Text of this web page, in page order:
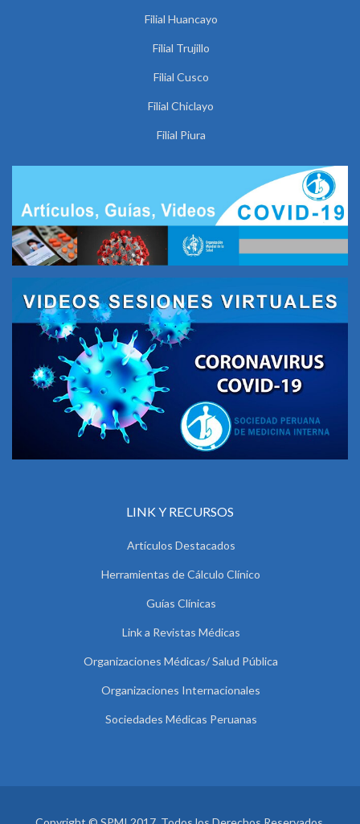
Filial Huancayo
Filial Trujillo
Filial Cusco
Filial Chiclayo
Filial Piura
LINK Y RECURSOS
Artículos Destacados
Herramientas de Cálculo Clínico
Guías Clínicas
Link a Revistas Médicas
Organizaciones Médicas/ Salud Pública
Organizaciones Internacionales
Sociedades Médicas Peruanas